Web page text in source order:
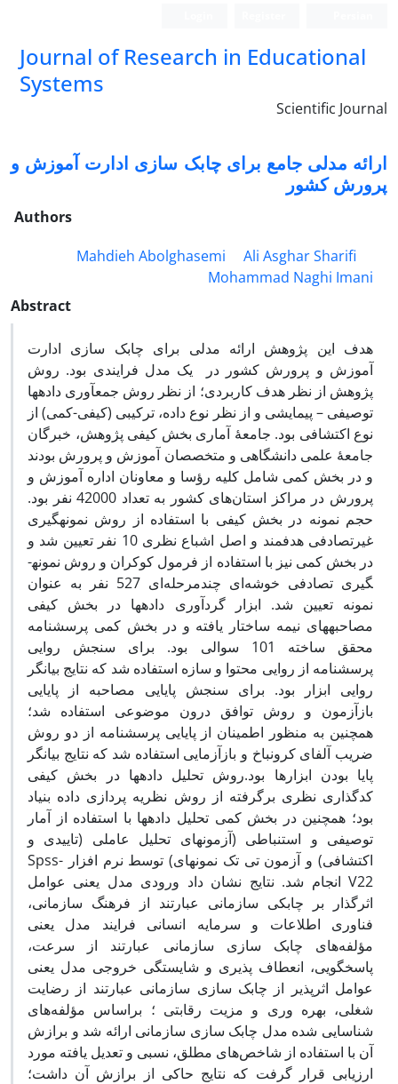
Journal of Research in Educational
Systems
Scientific Journal
ارائه مدلی جامع برای چابک سازی ادارت آموزش و
پرورش کشور
Authors
Mahdieh Abolghasemi
Ali Asghar Sharifi
Mohammad Naghi Imani
Abstract
هدف این پژوهش ارائه مدلی برای چابک سازی ادارت
آموزش و پرورش کشور در یک مدل فرایندی بود. روش
پژوهش از نظر هدف کاربردی؛ از نظر روش جمع­آوری داده­ها
توصیفی – پیمایشی و از نظر نوع داده، ترکیبی (کیفی-کمی) از
نوع اکتشافی بود. جامعۀ آماری بخش کیفی پژوهش، خبرگان
جامعۀ علمی دانشگاهی و متخصصان آموزش و پرورش بودند
و در بخش کمی شامل کلیه رؤسا و معاونان اداره آموزش و
پرورش در مراکز استان‌های کشور به تعداد 42000 نفر بود.
حجم نمونه در بخش کیفی با استفاده از روش نمونه­گیری
غیرتصادفی هدفمند و اصل اشباع نظری 10 نفر تعیین شد و
در بخش کمی نیز با استفاده از فرمول کوکران و روش نمونه­
گیری تصادفی خوشه‌ای چندمرحله‌ای 527 نفر به عنوان
نمونه تعیین شد. ابزار گردآوری داده­ها در بخش کیفی
مصاحبه­های نیمه ساختار یافته و در بخش کمی پرسشنامه
محقق ساخته 101 سوالی بود. برای سنجش روایی
پرسشنامه از روایی محتوا و سازه استفاده شد که نتایج بیانگر
روایی ابزار بود. برای سنجش پایایی مصاحبه از پایایی
بازآزمون و روش توافق درون موضوعی استفاده شد؛
همچنین به منظور اطمینان از پایایی پرسشنامه از دو روش
ضریب آلفای کرونباخ و بازآزمایی استفاده شد که نتایج بیانگر
پایا بودن ابزارها بود.روش تحلیل داده­ها در بخش کیفی
کدگذاری نظری برگرفته از روش نظریه پردازی داده بنیاد
بود؛ همچنین در بخش کمی تحلیل داده­ها با استفاده از آمار
توصیفی و استنباطی (آزمون­های تحلیل عاملی (تاییدی و
اکتشافی) و آزمون تی تک نمونه­ای) توسط نرم افزار Spss-
V22 انجام شد. نتایج نشان داد ورودی مدل یعنی عوامل
اثرگذار بر چابکی سازمانی عبارتند از فرهنگ سازمانی،
فناوری اطلاعات و سرمایه انسانی فرایند مدل یعنی
مؤلفه‌های چابک سازی سازمانی عبارتند از سرعت،
پاسخگویی، انعطاف پذیری و شایستگی خروجی مدل یعنی
عوامل اثرپذیر از چابک سازی سازمانی عبارتند از رضایت
شغلی، بهره وری و مزیت رقابتی ؛ براساس مؤلفه‌های
شناسایی شده مدل چابک سازی سازمانی ارائه شد و برازش
آن با استفاده از شاخص‌های مطلق، نسبی و تعدیل یافته مورد
ارزیابی قرار گرفت که نتایج حاکی از برازش آن داشت؛